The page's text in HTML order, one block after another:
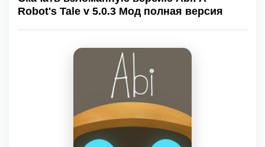
Robot's Tale v 5.0.3 Мод полная версия